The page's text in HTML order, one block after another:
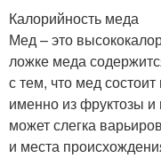
Калорийность меда
Мед – это
ложке меда
с тем, что мед
именно из фруктозы
может слегка
и места